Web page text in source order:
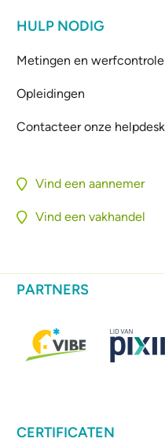
HULP NODIG
Metingen en werfcontrole
Opleidingen
Contacteer onze helpdesk
Vind een aannemer
Vind een vakhandel
PARTNERS
CERTIFICATEN